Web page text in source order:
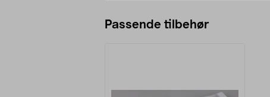
Passende tilbehør